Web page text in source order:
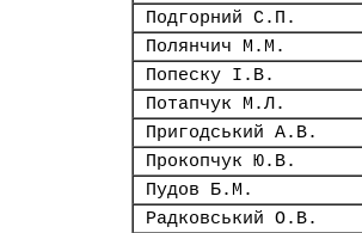
Подгорний С.П.
Полянчич М.М.
Попеску І.В.
Потапчук М.Л.
Пригодський А.В.
Прокопчук Ю.В.
Пудов Б.М.
Радковський О.В.